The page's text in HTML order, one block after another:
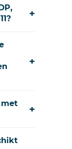
+
+
met
+